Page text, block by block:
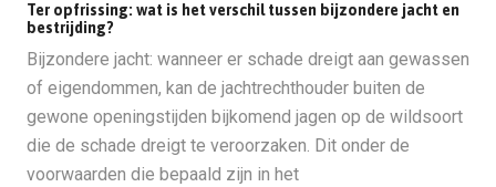
Ter opfrissing: wat is het verschil tussen bijzondere jacht en
bestrijding?
Bijzondere jacht: wanneer er schade dreigt aan gewassen
of eigendommen, kan de jachtrechthouder buiten de
gewone openingstijden bijkomend jagen op de wildsoort
die de schade dreigt te veroorzaken. Dit onder de
voorwaarden die bepaald zijn in het